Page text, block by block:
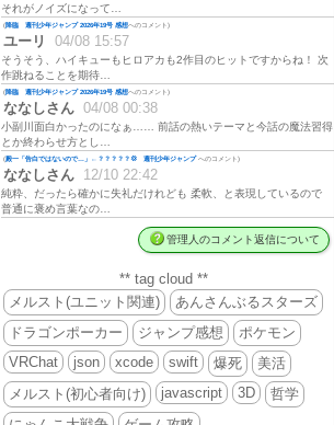
それがノイズになって…
(降臨 週刊少年ジャンプ 2026年19号 感想へのコメント)
ユーリ 04/08 15:57
そうそう、ハイキューもヒロアカも2作目のヒットですからね！ 次
作跳ねることを期待…
(降臨 週刊少年ジャンプ 2026年19号 感想へのコメント)
ななしさん 04/08 00:38
小副川面白かったのになぁ…… 前話の熱いテーマと今話の魔法習得
とか終わらせ方とし…
(殿一「告白ではないので…」←？？？？？💢 週刊少年ジャンプへのコメント)
ななしさん 12/10 22:42
純粋、だったら確かに失礼だけれども 柔軟、と表現しているので
普通に褒め言葉なの…
管理人のコメント返信について
** tag cloud **
メルスト(ユニット関連)
あんさんぶるスターズ
ドラゴンポーカー
ジャンプ感想
ポケモン
VRChat
json xcode swift 爆死
美活
メルスト(初心者向け)
javascript 3D
哲学